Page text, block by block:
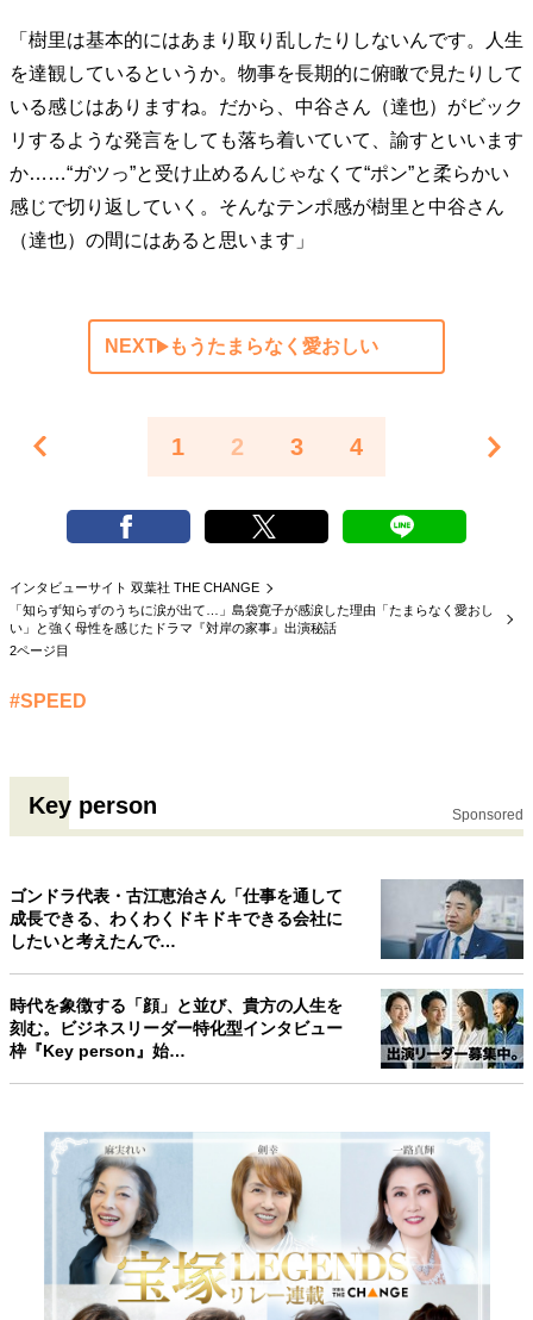
「樹里は基本的にはあまり取り乱したりしないんです。人生
を達観しているというか。物事を長期的に俯瞰で見たりして
いる感じはありますね。だから、中谷さん（達也）がビック
リするような発言をしても落ち着いていて、諭すといいます
か……“ガツっ”と受け止めるんじゃなくて“ポン”と柔らかい
感じで切り返していく。そんなテンポ感が樹里と中谷さん
（達也）の間にはあると思います」
NEXT もうたまらなく愛おしい
1 2 3 4
インタビューサイト 双葉社 THE CHANGE
「知らず知らずのうちに涙が出て…」島袋寛子が感涙した理由「たまらなく愛おし
い」と強く母性を感じたドラマ『対岸の家事』出演秘話
2ページ目
#SPEED
Key person Sponsored
ゴンドラ代表・古江恵治さん「仕事を通して
成長できる、わくわくドキドキできる会社に
したいと考えたんで…
時代を象徴する「顔」と並び、貴方の人生を
刻む。ビジネスリーダー特化型インタビュー
枠『Key person』始…